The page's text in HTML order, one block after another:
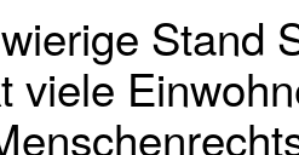
Stand
viele